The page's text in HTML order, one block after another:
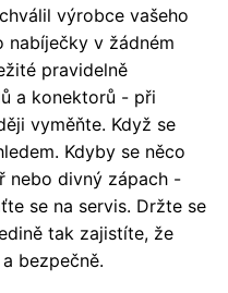
výrobce vašeho
nabíječky v žádném
pravidelně
a konektorů - při
vyměňte. Když se
Kdyby se něco
nebo divný zápach -
se na servis. Držte se
tak zajistíte, že
bezpečně.